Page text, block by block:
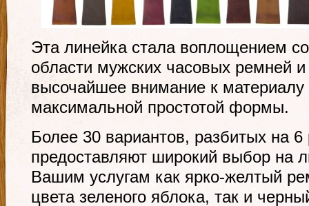
Эта линейка стала воплощением
области мужских часовых ремней
высочайшее внимание к
максимальной простотой формы.
Более 30 вариантов, разбитых на
предоставляют широкий выбор на
Вашим услугам как ярко-желтый
цвета зеленого яблока, так и